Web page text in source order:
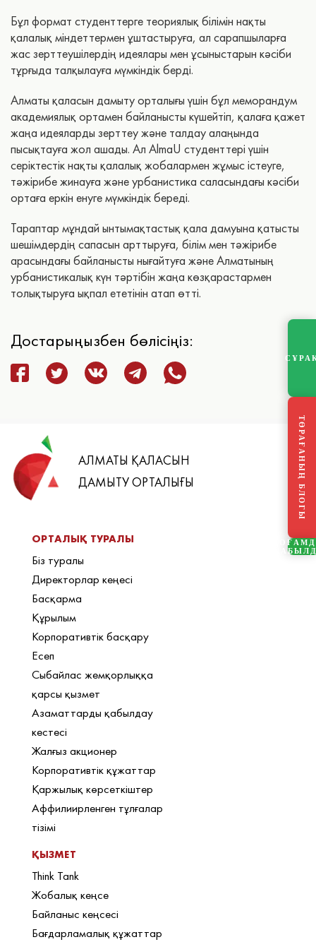
Бұл формат студенттерге теориялық білімін нақты
қалалық міндеттермен ұштастыруға, ал сарапшыларға
жас зерттеушілердің идеялары мен ұсыныстарын кәсіби
тұрғыда талқылауға мүмкіндік берді.
Алматы қаласын дамыту орталығы үшін бұл меморандум
академиялық ортамен байланысты күшейтіп, қалаға қажет
жаңа идеяларды зерттеу және талдау алаңында
пысықтауға жол ашады. Ал AlmaU студенттері үшін
серіктестік нақты қалалық жобалармен жұмыс істеуге,
тәжірибе жинауға және урбанистика саласындағы кәсіби
ортаға еркін енуге мүмкіндік береді.
Тараптар мұндай ынтымақтастық қала дамуына қатысты
шешімдердің сапасын арттыруға, білім мен тәжірибе
арасындағы байланысты нығайтуға және Алматының
урбанистикалық күн тәртібін жаңа көзқарастармен
толықтыруға ықпал ететінін атап өтті.
Достарыңызбен бөлісіңіз:
АЛМАТЫ ҚАЛАСЫН
ДАМЫТУ ОРТАЛЫҒЫ
ОРТАЛЫҚ ТУРАЛЫ
Біз туралы
Директорлар кеңесі
Басқарма
Құрылым
Корпоративтік басқару
Есеп
Сыбайлас жемқорлыққа
қарсы қызмет
Азаматтарды қабылдау
кестесі
Жалғыз акционер
Корпоративтік құжаттар
Қаржылық көрсеткіштер
Аффилиирленген тұлғалар
тізімі
ҚЫЗМЕТ
Think Tank
Жобалық кеңсе
Байланыс кеңсесі
Бағдарламалық құжаттар
ТӨРАҒАНЫҢ БЛОГЫ